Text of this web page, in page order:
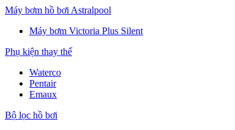
Máy bơm hồ bơi Astralpool
Máy bơm Victoria Plus Silent
Phụ kiện thay thế
Waterco
Pentair
Emaux
Bộ lọc hồ bơi